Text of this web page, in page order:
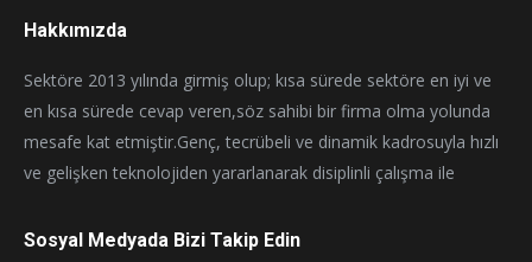
Hakkımızda
Sektöre 2013 yılında girmiş olup; kısa sürede sektöre en iyi ve
en kısa sürede cevap veren,söz sahibi bir firma olma yolunda
mesafe kat etmiştir.Genç, tecrübeli ve dinamik kadrosuyla hızlı
ve gelişken teknolojiden yararlanarak disiplinli çalışma ile
Sosyal Medyada Bizi Takip Edin